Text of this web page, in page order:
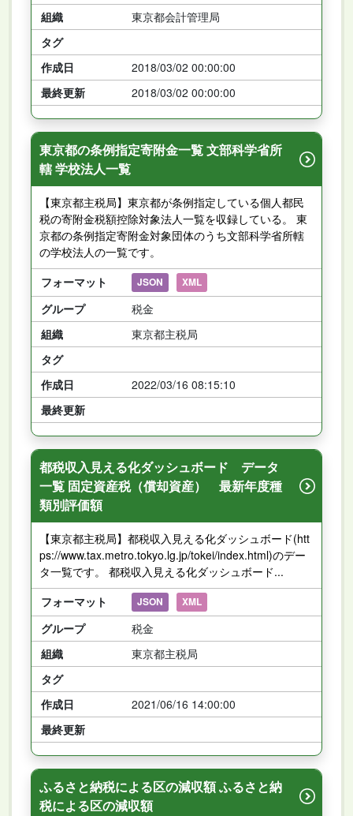
組織
東京都会計管理局
タグ
作成日
2018/03/02 00:00:00
最終更新
2018/03/02 00:00:00
東京都の条例指定寄附金一覧 文部科学省所
轄 学校法人一覧
【東京都主税局】東京都が条例指定している個人都民
税の寄附金税額控除対象法人一覧を収録している。 東
京都の条例指定寄附金対象団体のうち文部科学省所轄
の学校法人の一覧です。
フォーマット
JSON XML
グループ
税金
組織
東京都主税局
タグ
作成日
2022/03/16 08:15:10
最終更新
都税収入見える化ダッシュボード データ
一覧 固定資産税（償却資産） 最新年度種
類別評価額
【東京都主税局】都税収入見える化ダッシュボード(htt
ps://www.tax.metro.tokyo.lg.jp/tokei/index.html)のデー
タ一覧です。 都税収入見える化ダッシュボード...
フォーマット
JSON XML
グループ
税金
組織
東京都主税局
タグ
作成日
2021/06/16 14:00:00
最終更新
ふるさと納税による区の減収額 ふるさと納
税による区の減収額